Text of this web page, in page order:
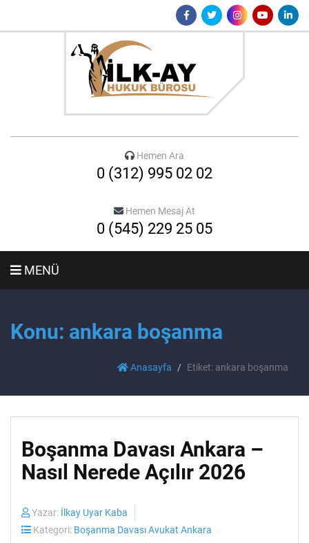
Hemen Ara
0 (312) 995 02 02
Hemen Mesaj At
0 (545) 229 25 05
MENÜ
Konu: ankara boşanma
Anasayfa Etiket: ankara boşanma
Boşanma Davası Ankara –
Nasıl Nerede Açılır 2026
Yazar: İlkay Uyar Kaba
Kategori: Boşanma Davası Avukat Ankara